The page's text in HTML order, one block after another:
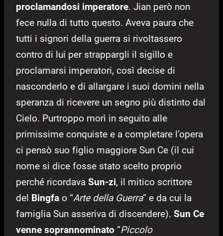
proclamandosi imperatore. Jian però non
fece nulla di tutto questo. Aveva paura che
tutti i signori della guerra si rivoltassero
contro di lui per strappargli il sigillo e
proclamarsi imperatori, così decise di
nasconderlo e di allargare i suoi domini nella
speranza di ricevere un segno più distinto dal
Cielo. Purtroppo morì in seguito alle
primissime conquiste e a completare l’opera
ci pensò suo figlio maggiore Sun Ce (il cui
nome si dice fosse stato scelto proprio
perché ricordava Sun-zi, il mitico scrittore
del Bingfa o “Arte della Guerra” e da cui la
famiglia Sun asseriva di discendere). Sun Ce
venne soprannominato “Piccolo